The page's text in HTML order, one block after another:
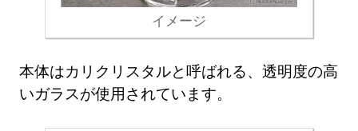
イメージ
本体はカリクリスタルと呼ばれる、透明度の高
いガラスが使用されています。